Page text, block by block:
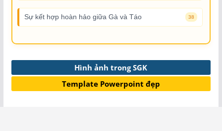
Sự kết hợp hoàn hảo giữa Gà và Táo 38
Hình ảnh trong SGK
Template Powerpoint đẹp